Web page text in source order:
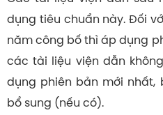
dụng tiêu chuẩn này. Đối
năm công bố thì áp dụng
các tài liệu viện dẫn
dụng phiên bản mới
bổ sung (nếu có).